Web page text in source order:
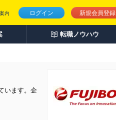
ログイン 新規会員登録
内
転職ノウハウ
います。企